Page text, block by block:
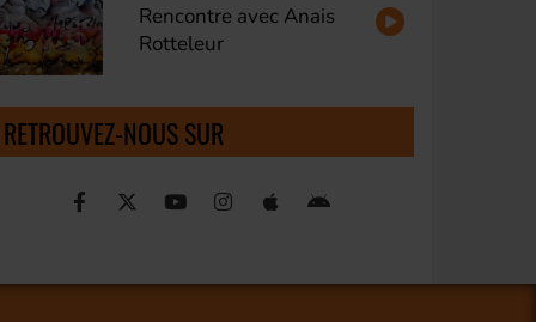
Rencontre avec Anais
Rotteleur
RETROUVEZ-NOUS SUR